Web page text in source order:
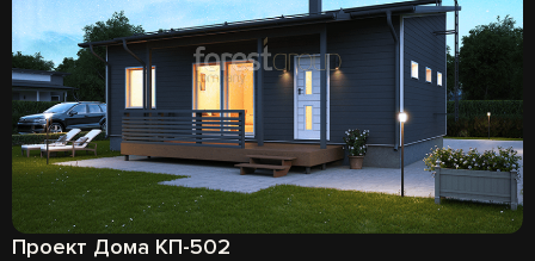
Проект Дома КП-502